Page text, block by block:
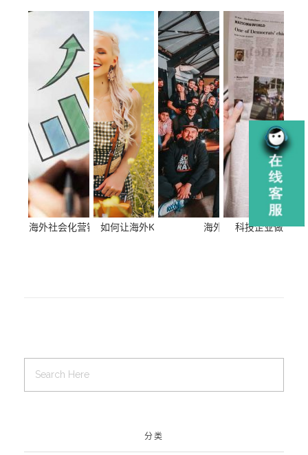
海外社会化营销 如何在海外社交媒体上找到目标
如何让海外KOL主动为你的品牌增加曝光量？
海外新品牌需要做公关
科技企业做海外
分类